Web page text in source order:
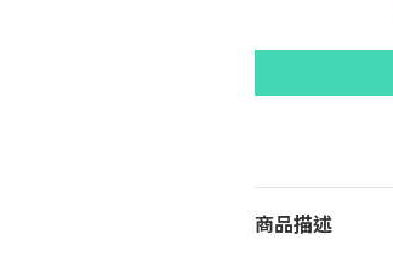
商品描述